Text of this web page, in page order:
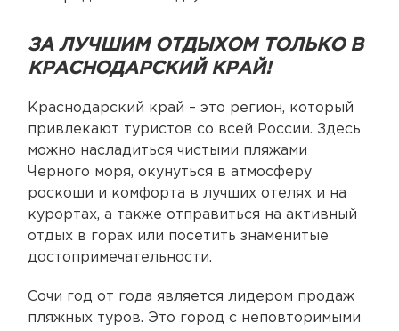
ЗА ЛУЧШИМ ОТДЫХОМ ТОЛЬКО В
КРАСНОДАРСКИЙ КРАЙ!
Краснодарский край – это регион, который
привлекают туристов со всей России. Здесь
можно насладиться чистыми пляжами
Черного моря, окунуться в атмосферу
роскоши и комфорта в лучших отелях и на
курортах, а также отправиться на активный
отдых в горах или посетить знаменитые
достопримечательности.
Сочи год от года является лидером продаж
пляжных туров. Это город с неповторимыми